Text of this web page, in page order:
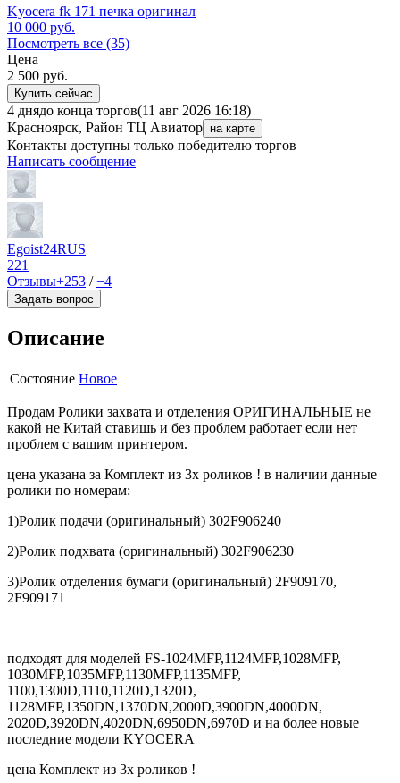
Kyocera fk 171 печка оригинал
10 000 руб.
Посмотреть все (35)
Цена
2 500 руб.
Купить сейчас
4 днядо конца торгов(11 авг 2026 16:18)
Красноярск, Район ТЦ Авиатор на карте
Контакты доступны только победителю торгов
Написать сообщение
Egoist24RUS
221
Отзывы+253 /−4
Задать вопрос
Описание
Состояние Новое
Продам Ролики захвата и отделения ОРИГИНАЛЬНЫЕ не
какой не Китай ставишь и без проблем работает если нет
проблем с вашим принтером.
цена указана за Комплект из 3х роликов ! в наличии данные
ролики по номерам:
1)Ролик подачи (oригинальный) 302F906240
2)Ролик подхвата (oригинальный) 302F906230
3)Ролик отделения бумаги (oригинальный) 2F909170,
2F909171
подходят для моделей FS-1024MFP,1124MFP,1028MFP,
1030MFP,1035MFP,1130MFP,1135MFP,
1100,1300D,1110,1120D,1320D,
1128MFP,1350DN,1370DN,2000D,3900DN,4000DN,
2020D,3920DN,4020DN,6950DN,6970D и на более новые
последние модели KYOCERA
цена Комплект из 3х роликов !